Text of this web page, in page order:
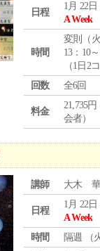
日程
1月 22日
A Week
時間
変則（火
13：10
（1日2
回数
全6回
料金
21,735
会者）
講師 大木
日程
1月 22日
A Week
時間
隔週 （